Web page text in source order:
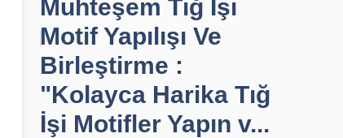
Muhteşem Tığ İşi
Motif Yapılışı Ve
Birleştirme :
"Kolayca Harika Tığ
İşi Motifler Yapın v...